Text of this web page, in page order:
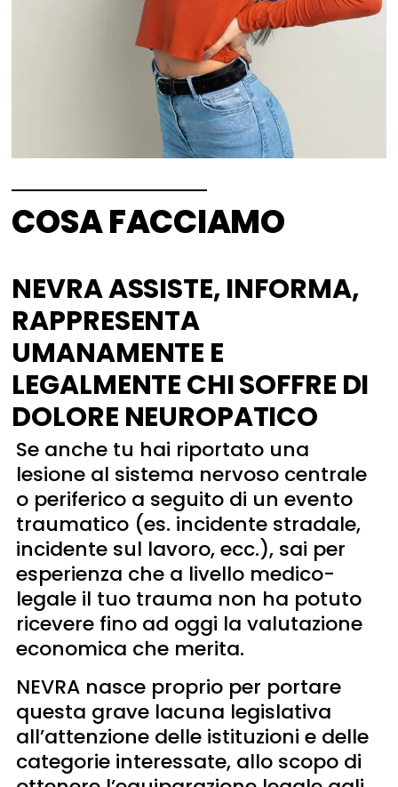
COSA FACCIAMO
NEVRA ASSISTE, INFORMA,
RAPPRESENTA
UMANAMENTE E
LEGALMENTE CHI SOFFRE DI
DOLORE NEUROPATICO
Se anche tu hai riportato una
lesione al sistema nervoso centrale
o periferico a seguito di un evento
traumatico (es. incidente stradale,
incidente sul lavoro, ecc.), sai per
esperienza che a livello medico-
legale il tuo trauma non ha potuto
ricevere fino ad oggi la valutazione
economica che merita.
NEVRA nasce proprio per portare
questa grave lacuna legislativa
all’attenzione delle istituzioni e delle
categorie interessate, allo scopo di